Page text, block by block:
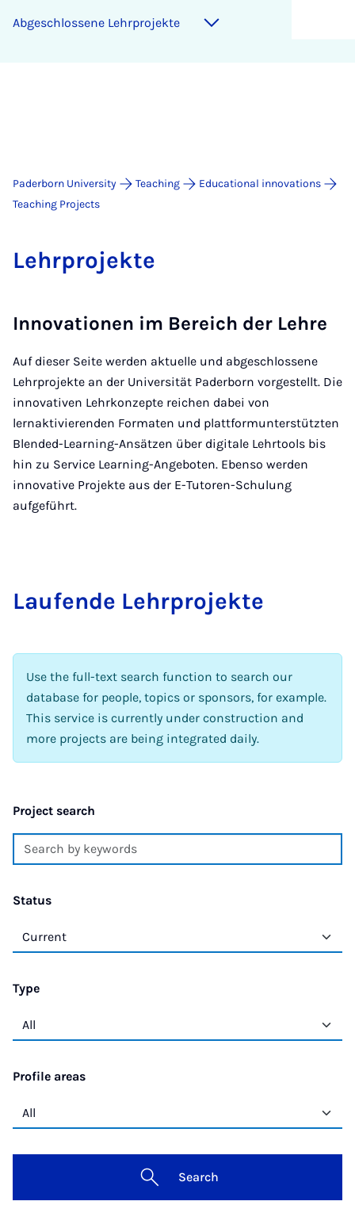
Abgeschlossene Lehr­pro­jekte
Paderborn University Teaching
Educational innovations
Teaching Projects
Lehr­pro­jekte
Innovationen im Bereich der Lehre
Auf dieser Seite werden aktuelle und abgeschlossene
Lehrprojekte an der Universität Paderborn vorgestellt. Die
innovativen Lehrkonzepte reichen dabei von
lernaktivierenden Formaten und plattformunterstützten
Blended-Learning-Ansätzen über digitale Lehrtools bis
hin zu Service Learning-Angeboten. Ebenso werden
innovative Projekte aus der E-Tutoren-Schulung
aufgeführt.
Laufende Lehr­pro­jekte
Use the full-text search function to search our
database for people, topics or sponsors, for example.
This service is currently under construction and
more projects are being integrated daily.
Project search
Status
Type
Profile areas
Search